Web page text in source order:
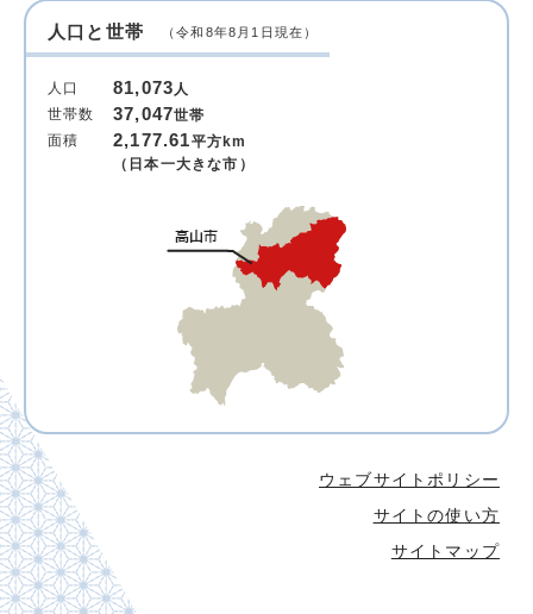
人口と世帯 （令和8年8月1日現在）
人口 81,073人
世帯数
37,047世帯
面積
2,177.61平方km
（日本一大きな市）
ウェブサイトポリシー
サイトの使い方
サイトマップ